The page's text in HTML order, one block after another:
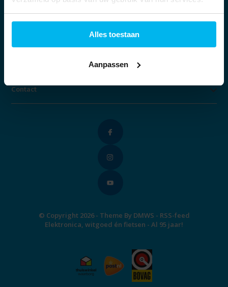
Alles toestaan
Aanpassen
Klantenservice
Contact
© Copyright 2026 - Theme By DMWS - RSS-feed
Elektronica, witgoed én fietsen - Al 95 jaar!